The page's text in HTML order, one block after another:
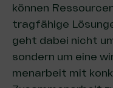
kön­nen
trag­fä­hi­ge
geht dabei nicht
son­dern um eine
men­ar­beit mit